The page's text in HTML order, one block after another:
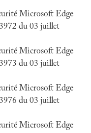
Microsoft Edge
du 03 juillet
Microsoft Edge
du 03 juillet
Microsoft Edge
du 03 juillet
Microsoft Edge